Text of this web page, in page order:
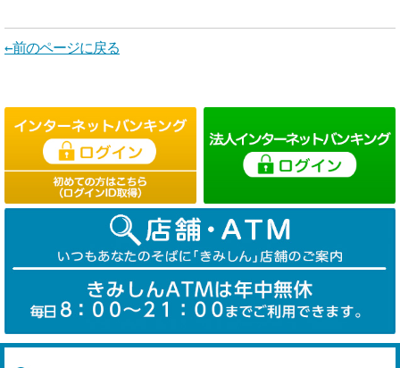
←前のページに戻る